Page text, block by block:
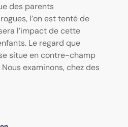
des parents
l’on est tenté de
l’impact de cette
Le regard que
situe en contre-champ
examinons, chez des